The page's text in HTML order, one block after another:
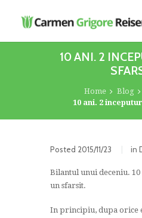
10 ANI. 2
Home Blog
10 ani. 2
Posted 2015/11/23 in
Bilantul unui deceniu.
un sfarsit.
In principiu, dupa orice